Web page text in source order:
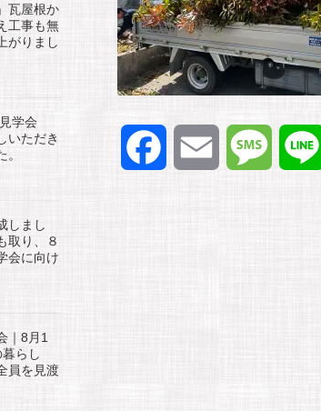
瓦屋根か
工事も無
がりまし
学会
いただき
しまし
取り、８
会に向け
｜8月1
らし
員を見渡